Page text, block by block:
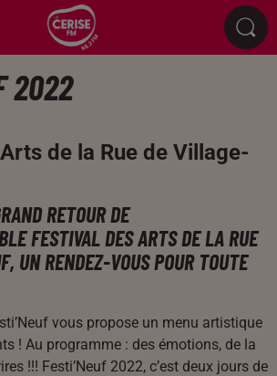
2022
de la Rue de Village-
RETOUR DE
FESTIVAL DES ARTS DE LA RUE
UN RENDEZ-VOUS POUR TOUTE
vous propose un menu artistique
! Au programme : des émotions, de la
!!! Festi’Neuf 2022, c’est deux jours de